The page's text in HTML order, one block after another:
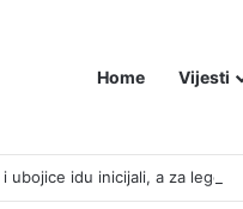
Home Vijesti
idu inicijali, a za